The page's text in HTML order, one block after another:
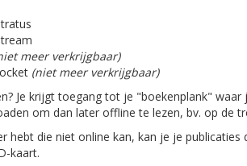
meer verkrijgbaar)
(niet meer verkrijgbaar)
Je krijgt toegang tot je "boekenplank"
om dan later offline te lezen, bv. op de
hebt die niet online kan, kan je je
kaart.